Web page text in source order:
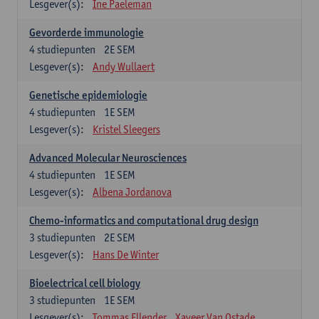
Lesgever(s):
Ine Paeleman
Gevorderde immunologie
2E SEM
4studiepunten
Lesgever(s):
Andy Wullaert
Genetische epidemiologie
1E SEM
4studiepunten
Lesgever(s):
Kristel Sleegers
Advanced Molecular Neurosciences
1E SEM
4studiepunten
Lesgever(s):
Albena Jordanova
Chemo-informatics and computational drug design
2E SEM
3 studiepunten
Lesgever(s):
Hans De Winter
Bioelectrical cell biology
1E SEM
3 studiepunten